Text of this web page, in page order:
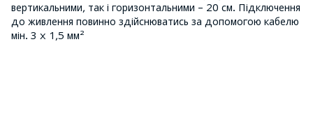
вертикальними, так і горизонтальними – 20 см. Підключення
до живлення повинно здійснюватись за допомогою кабелю
мін. 3 x 1,5 мм²